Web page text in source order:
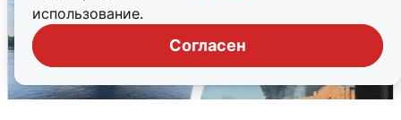
использование.
Согласен